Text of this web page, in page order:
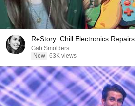
ReStory: Chill Electronics Repairs
Gab Smolders
New 63K views